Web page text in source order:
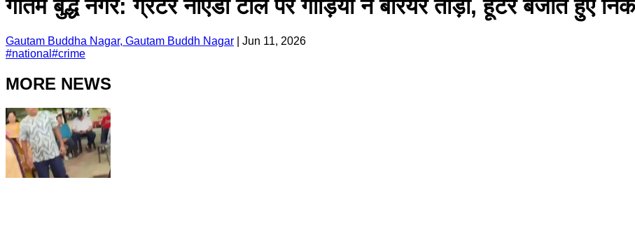
गौतम बुद्ध नगर: ग्रेटर नोएडा टोल पर गाड़ियों ने बैरियर तोड़ा, हूटर बजाते हुए
Gautam Buddha Nagar, Gautam Buddh Nagar
Jun 11, 2026
#national #crime
MORE NEWS